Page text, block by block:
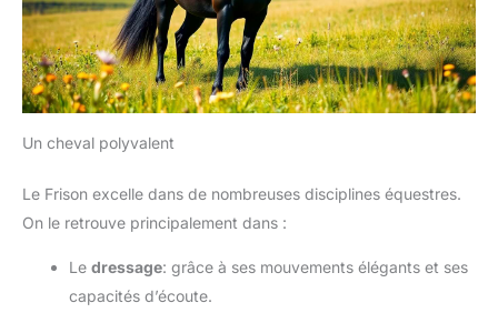
Un cheval polyvalent
Le Frison excelle dans de nombreuses disciplines équestres.
On le retrouve principalement dans :
Le dressage: grâce à ses mouvements élégants et ses
capacités d’écoute.